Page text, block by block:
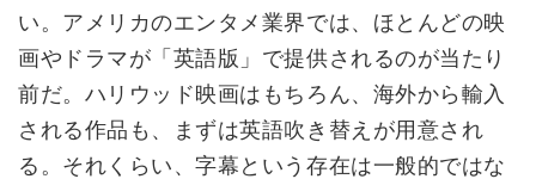
い。アメリカのエンタメ業界では、ほとんどの映
画やドラマが「英語版」で提供されるのが当たり
前だ。ハリウッド映画はもちろん、海外から輸入
される作品も、まずは英語吹き替えが用意され
る。それくらい、字幕という存在は一般的ではな